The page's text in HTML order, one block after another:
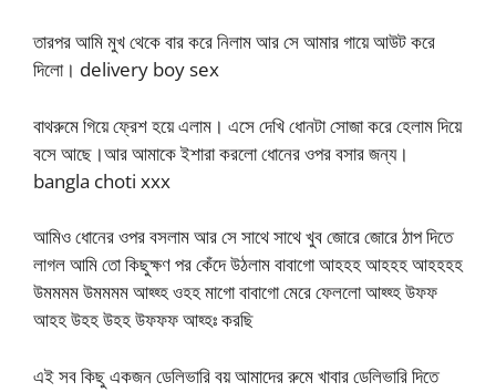
তারপর আমি মুখ থেকে বার করে নিলাম আর সে আমার গায়ে আউট করে
দিলো। delivery boy sex
বাথরুমে গিয়ে ফ্রেশ হয়ে এলাম। এসে দেখি ধোনটা সোজা করে হেলাম দিয়ে
বসে আছে।আর আমাকে ইশারা করলো ধোনের ওপর বসার জন্য।
bangla choti xxx
আমিও ধোনের ওপর বসলাম আর সে সাথে সাথে খুব জোরে জোরে ঠাপ দিতে
লাগল আমি তো কিছুক্ষণ পর কেঁদে উঠলাম বাবাগো আহহহ আহহহ আহহহহ
উমমমম উমমমম আহ্হ্হ ওহহ মাগো বাবাগো মেরে ফেললো আহ্হ্হ উফফ
আহহ উহহ উহহ উফফফ আহ্হঃ করছি
এই সব কিছু একজন ডেলিভারি বয় আমাদের রুমে খাবার ডেলিভারি দিতে